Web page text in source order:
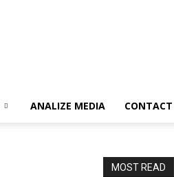
ANALIZE MEDIA CONTACT
MOST READ